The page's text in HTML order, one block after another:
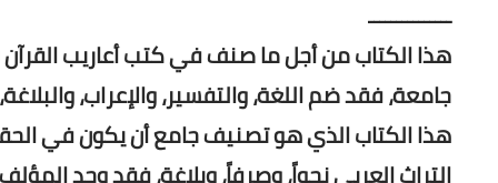
ـــــــــــــــ
هذا الكتاب من أجل ما صنف في كتب أعاريب
جامعة، فقد ضم اللغة، والتفسير، والإعراب،
هذا الكتاب الذي هو تصنيف جامع أن يكون في
التراث العربي نحواً، وصرفاً، وبلاغة، فقد وجد